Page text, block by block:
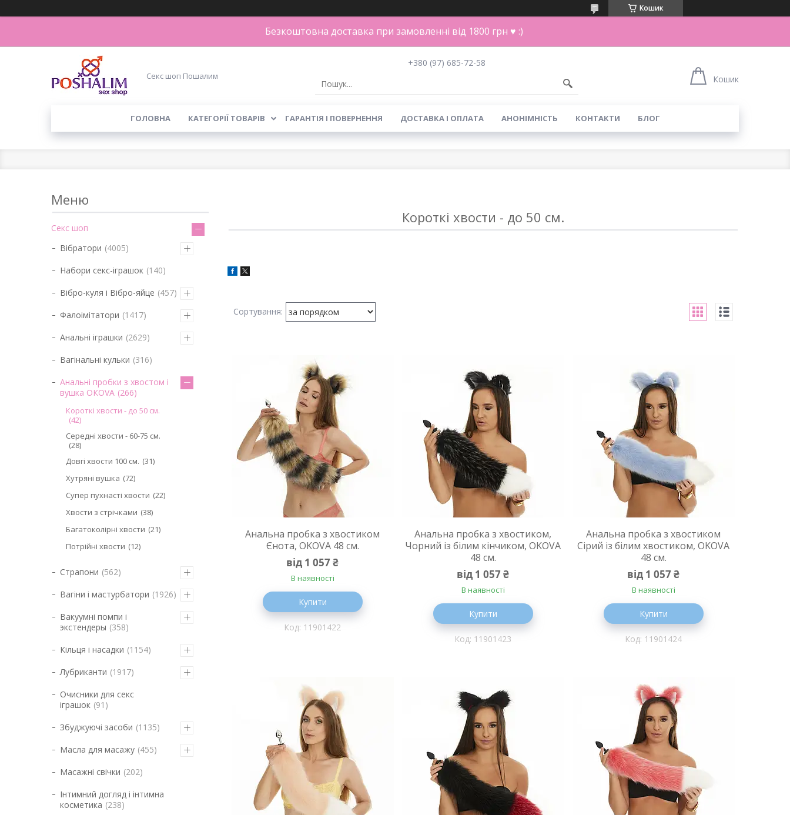
Кошик
Безкоштовна доставка при замовленні від 1800 грн ♥ :)
Секс шоп Пошалим
+380 (97) 685-72-58
Кошик
ГОЛОВНА КАТЕГОРІЇ ТОВАРІВ ГАРАНТІЯ І ПОВЕРНЕННЯ ДОСТАВКА І ОПЛАТА АНОНІМНІСТЬ КОНТАКТИ БЛОГ
Короткі хвости - до 50 см.
Анальна пробка з хвостиком
Єнота, OKOVA 48 см.
від 1 057 ₴
В наявності
Купити
11901422
Анальна пробка з хвостиком,
Чорний із білим кінчиком, OKOVA
48 см.
від 1 057 ₴
В наявності
Купити
11901423
Анальна пробка з хвостиком
Сірий із білим хвостиком, OKOVA
48 см.
від 1 057 ₴
В наявності
Купити
11901424
Секс шоп
Вібратори 4005
Набори секс-іграшок 140
Вібро-куля і Вібро-яйце 457
Фалоімітатори 1417
Анальні іграшки 2629
Вагінальні кульки 316
Анальні пробки з хвостом і
вушка ОКОVА 266
Короткі хвости - до 50 см.
42
Середні хвости - 60-75 см.
28
Довгі хвости 100 см. 31
Хутряні вушка 72
Супер пухнасті хвости 22
Хвости з стрічками 38
Багатоколірні хвости 21
Потрійні хвости
12
Страпони 562
Вагіни і мастурбатори 1926
Вакуумні помпи і
экстендеры 358
Кільця і насадки 1154
Лубриканти 1917
Очисники для секс
іграшок 91
Збуджуючі засоби 1135
Масла для масажу 455
Масажні свічки 202
Інтимний догляд і інтимна
косметика 238